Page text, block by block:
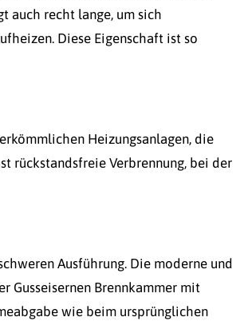
auch recht lange, um sich
Diese Eigenschaft ist so
Heizungsanlagen, die
rückstandsfreie Verbrennung, bei der
Ausführung. Die moderne und
Gusseisernen Brennkammer mit
wie beim ursprünglichen